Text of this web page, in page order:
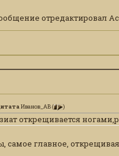
отредактировал
Иванов_АВ( )
открещивается
самое главное,